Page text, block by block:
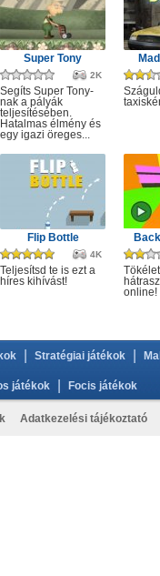
Super Tony
2K
Segíts Super Tony-
nak a pályák
teljesítésében.
Hatalmas élmény és
egy igazi öreges...
Flip Bottle
4K
Teljesítsd te is ezt a
híres kihívást!
online!
Stratégiai játékok
játékok Focis játékok
Adatkezelési tájékoztató